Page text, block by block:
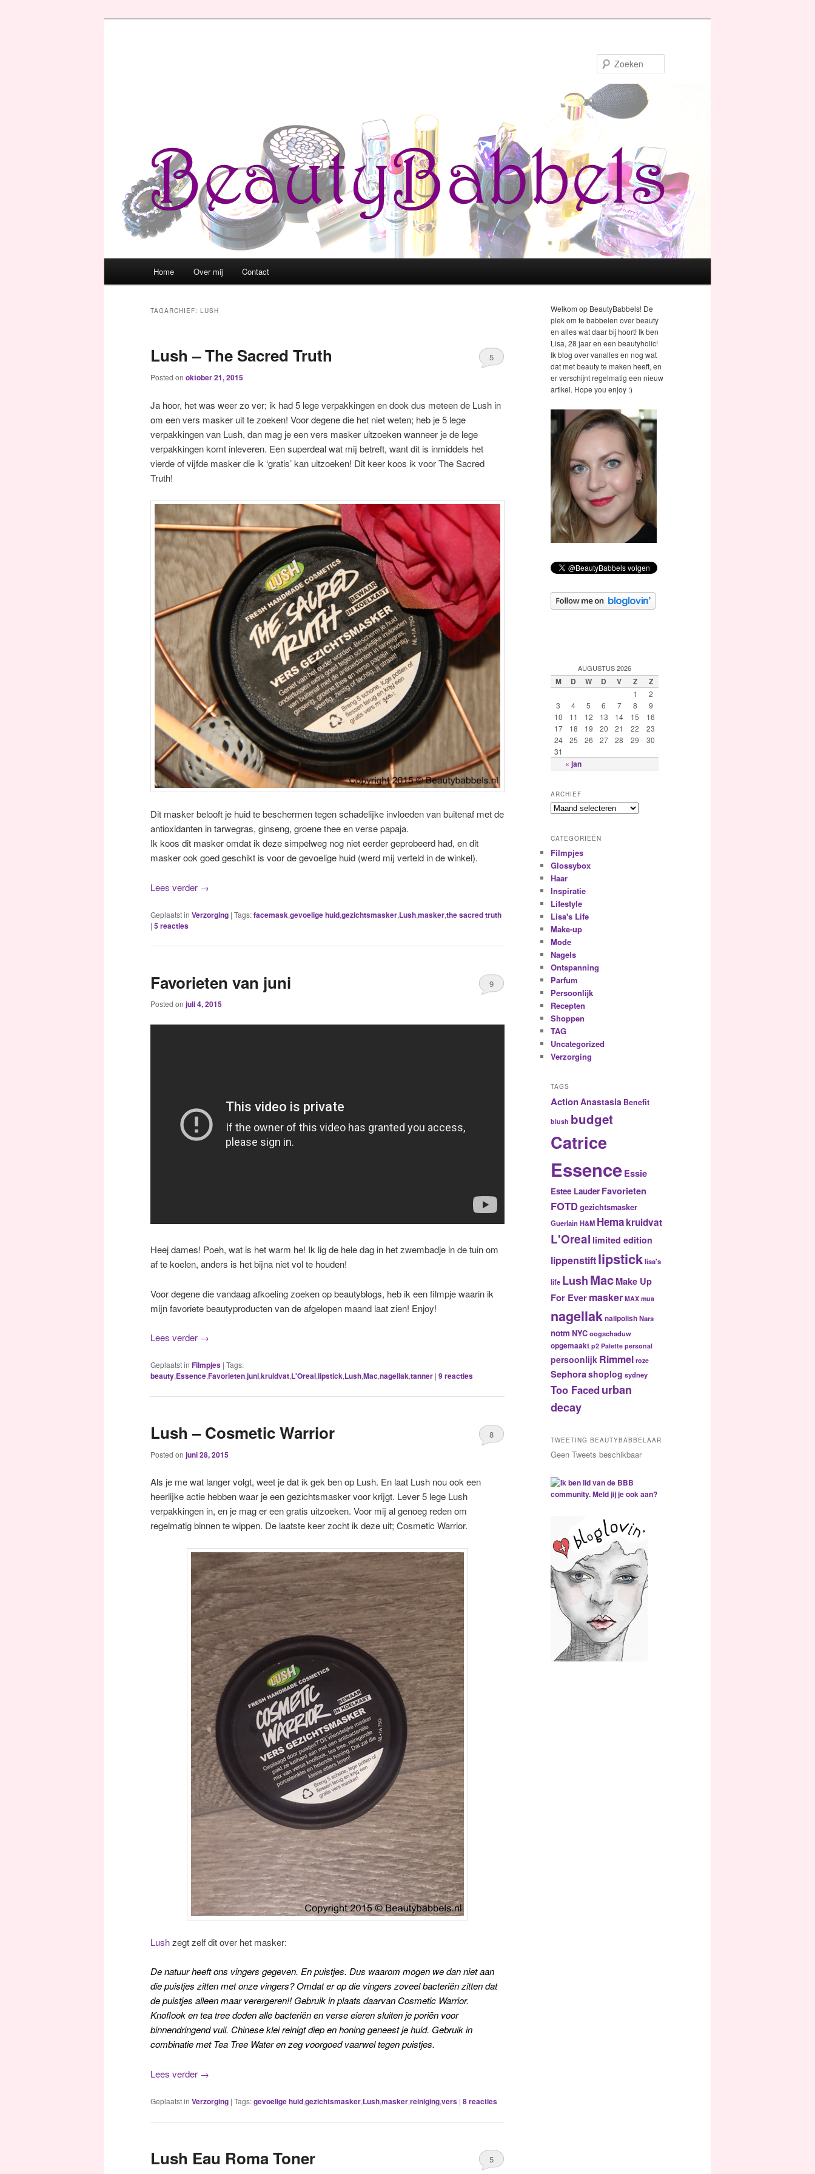
Spring naar de primaire inhoud
Spring naar de secundaire inhoud
Home Over mij Contact
TAGARCHIEF: LUSH
Lush – The Sacred Truth
Posted on oktober 21, 2015
5
Ja hoor, het was weer zo ver; ik had 5 lege verpakkingen en dook dus meteen de Lush in
om een vers masker uit te zoeken! Voor degene die het niet weten; heb je 5 lege
verpakkingen van Lush, dan mag je een vers masker uitzoeken wanneer je de lege
verpakkingen komt inleveren. Een superdeal wat mij betreft, want dit is inmiddels het
vierde of vijfde masker die ik ‘gratis’ kan uitzoeken! Dit keer koos ik voor The Sacred
Truth!
Dit masker belooft je huid te beschermen tegen schadelijke invloeden van buitenaf met de
antioxidanten in tarwegras, ginseng, groene thee en verse papaja.
Ik koos dit masker omdat ik deze simpelweg nog niet eerder geprobeerd had, en dit
masker ook goed geschikt is voor de gevoelige huid (werd mij verteld in de winkel).
Lees verder →
Geplaatst in Verzorging | Tags:facemask,gevoelige huid,gezichtsmasker,Lush,masker,the sacred truth
| 5reacties
Favorieten van juni
Posted on juli 4, 2015
9
Heej dames! Poeh, wat is het warm he! Ik lig de hele dag in het zwembadje in de tuin om
af te koelen, anders is het bijna niet vol te houden!
Voor degene die vandaag afkoeling zoeken op beautyblogs, heb ik een filmpje waarin ik
mijn favoriete beautyproducten van de afgelopen maand laat zien! Enjoy!
Lees verder →
Geplaatst in Filmpjes | Tags:
beauty,Essence,Favorieten,juni,kruidvat,L'Oreal,lipstick,Lush,Mac,nagellak,tanner | 9reacties
Lush – Cosmetic Warrior
Posted on juni 28, 2015
8
Als je me wat langer volgt, weet je dat ik gek ben op Lush. En laat Lush nou ook een
heerlijke actie hebben waar je een gezichtsmasker voor krijgt. Lever 5 lege Lush
verpakkingen in, en je mag er een gratis uitzoeken. Voor mij al genoeg reden om
regelmatig binnen te wippen. De laatste keer zocht ik deze uit; Cosmetic Warrior.
Lushzegt zelf dit over het masker:
De natuur heeft ons vingers gegeven. En puistjes. Dus waarom mogen we dan niet aan
die puistjes zitten met onze vingers? Omdat er op die vingers zoveel bacteriën zitten dat
de puistjes alleen maar verergeren!! Gebruik in plaats daarvan Cosmetic Warrior.
Knoflook en tea tree doden alle bacteriën en verse eieren sluiten je poriën voor
binnendringend vuil. Chinese klei reinigt diep en honing geneest je huid. Gebruik in
combinatie met Tea Tree Water en zeg voorgoed vaarwel tegen puistjes.
Lees verder →
Geplaatst in Verzorging | Tags:gevoelige huid,gezichtsmasker,Lush,masker,reiniging,vers | 8reacties
Lush Eau Roma Toner 5
Welkom op BeautyBabbels! De
plek om te babbelen over beauty
en alles wat daar bij hoort! Ik ben
Lisa, 28 jaar en een beautyholic!
Ik blog over vanalles en nog wat
dat met beauty te maken heeft, en
er verschijnt regelmatig een nieuw
artikel. Hope you enjoy :)
AUGUSTUS 2026
M D W D V Z Z
« jan
1
2
3
4 5 6 7 8
9
10
11 12 13 14 15
16
17
18 19 20 21 22
23
24
25 26 27 28 29
30
31
ARCHIEF
CATEGORIEËN
Filmpjes
Glossybox
Haar
Inspiratie
Lifestyle
Lisa's Life
Make-up
Mode
Nagels
Ontspanning
Parfum
Persoonlijk
Recepten
Shoppen
TAG
Uncategorized
Verzorging
TAGS
ActionAnastasia Benefit
blush budget
Catrice
EssenceEssie
Estee Lauder Favorieten
FOTDgezichtsmasker
Guerlain H&M Hemakruidvat
L'Oreal limited edition
lippenstiftlipsticklisa's
life LushMacMake Up
For Evermasker MAX mua
nagellaknailpolishNars
notm NYCoogschaduw
opgemaakt p2 Palette personal
persoonlijk Rimmel roze
Sephorashoplog sydney
Too Faced urban
decay
TWEETING BEAUTYBABBELAAR
Geen Tweets beschikbaar